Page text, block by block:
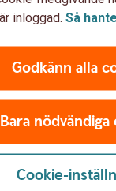
(2022)
inloggad. Så
Godkänn alla
Bara nödvändiga
Cookie-